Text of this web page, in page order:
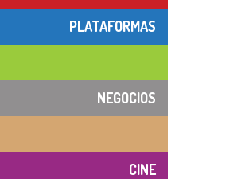
PLATAFORMAS
NEGOCIOS
CINE